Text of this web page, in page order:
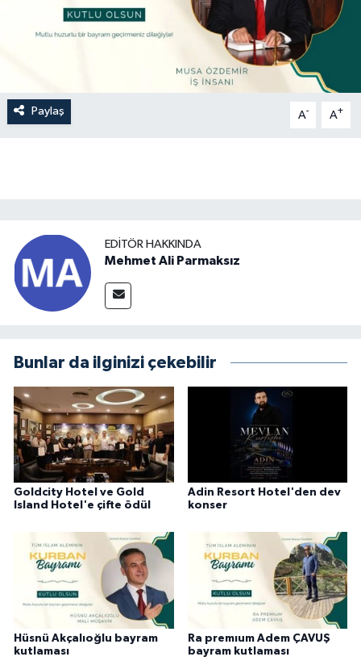
Paylaş A- A+
EDITÖR HAKKINDA
Mehmet Ali Parmaksız
Bunlar da ilginizi çekebilir
Goldcity Hotel ve Gold
Island Hotel'e çifte ödül
Adin Resort Hotel'den dev
konser
Hüsnü Akçalıoğlu bayram
kutlaması
Ra premıum Adem ÇAVUŞ
bayram kutlaması